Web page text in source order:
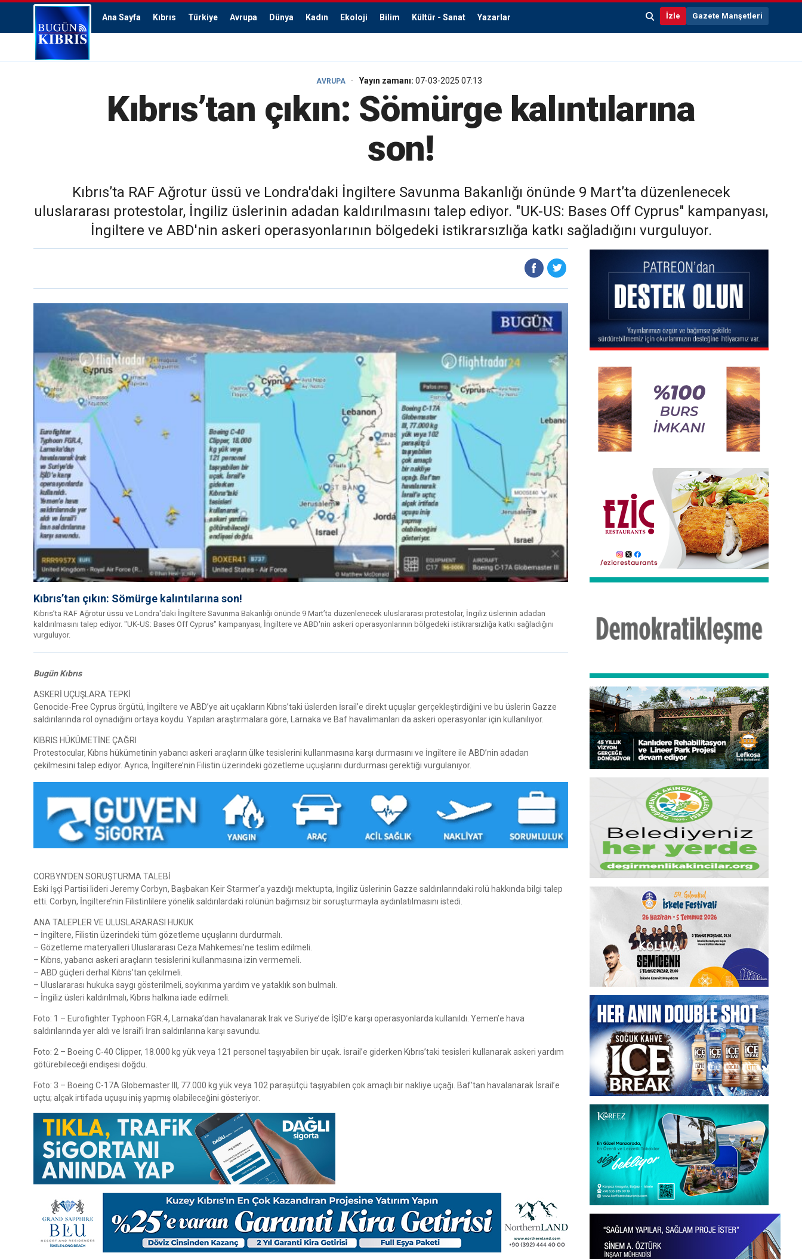
Ana Sayfa Kıbrıs Türkiye Avrupa Dünya Kadın Ekoloji Bilim Kültür - Sanat Yazarlar İzle Gazete Manşetleri
AVRUPA Yayın zamanı: 07-03-2025 07:13
Kıbrıs’tan çıkın: Sömürge kalıntılarına
son!
Kıbrıs’ta RAF Ağrotur üssü ve Londra'daki İngiltere Savunma Bakanlığı önünde 9 Mart’ta düzenlenecek
uluslararası protestolar, İngiliz üslerinin adadan kaldırılmasını talep ediyor. "UK-US: Bases Off Cyprus" kampanyası,
İngiltere ve ABD'nin askeri operasyonlarının bölgedeki istikrarsızlığa katkı sağladığını vurguluyor.
Kıbrıs’tan çıkın: Sömürge kalıntılarına son!
Kıbrıs’ta RAF Ağrotur üssü ve Londra'daki İngiltere Savunma Bakanlığı önünde 9 Mart’ta düzenlenecek uluslararası protestolar, İngiliz üslerinin adadan
kaldırılmasını talep ediyor. "UK-US: Bases Off Cyprus" kampanyası, İngiltere ve ABD'nin askeri operasyonlarının bölgedeki istikrarsızlığa katkı sağladığını
vurguluyor.
Bugün Kıbrıs
ASKERİ UÇUŞLARA TEPKİ
Genocide-Free Cyprus örgütü, İngiltere ve ABD’ye ait uçakların Kıbrıs’taki üslerden İsrail’e direkt uçuşlar gerçekleştirdiğini ve bu üslerin Gazze
saldırılarında rol oynadığını ortaya koydu. Yapılan araştırmalara göre, Larnaka ve Baf havalimanları da askeri operasyonlar için kullanılıyor.
KIBRIS HÜKÜMETİNE ÇAĞRI
Protestocular, Kıbrıs hükümetinin yabancı askeri araçların ülke tesislerini kullanmasına karşı durmasını ve İngiltere ile ABD’nin adadan
çekilmesini talep ediyor. Ayrıca, İngiltere’nin Filistin üzerindeki gözetleme uçuşlarını durdurması gerektiği vurgulanıyor.
CORBYN’DEN SORUŞTURMA TALEBİ
Eski İşçi Partisi lideri Jeremy Corbyn, Başbakan Keir Starmer’a yazdığı mektupta, İngiliz üslerinin Gazze saldırılarındaki rolü hakkında bilgi talep
etti. Corbyn, İngiltere’nin Filistinlilere yönelik saldırılardaki rolünün bağımsız bir soruşturmayla aydınlatılmasını istedi.
ANA TALEPLER VE ULUSLARARASI HUKUK
– İngiltere, Filistin üzerindeki tüm gözetleme uçuşlarını durdurmalı.
– Gözetleme materyalleri Uluslararası Ceza Mahkemesi’ne teslim edilmeli.
– Kıbrıs, yabancı askeri araçların tesislerini kullanmasına izin vermemeli.
– ABD güçleri derhal Kıbrıs’tan çekilmeli.
– Uluslararası hukuka saygı gösterilmeli, soykırıma yardım ve yataklık son bulmalı.
– İngiliz üsleri kaldırılmalı, Kıbrıs halkına iade edilmeli.
Foto: 1 – Eurofighter Typhoon FGR.4, Larnaka’dan havalanarak Irak ve Suriye’de İŞİD’e karşı operasyonlarda kullanıldı. Yemen’e hava
saldırılarında yer aldı ve İsrail’i İran saldırılarına karşı savundu.
Foto: 2 – Boeing C-40 Clipper, 18.000 kg yük veya 121 personel taşıyabilen bir uçak. İsrail’e giderken Kıbrıs’taki tesisleri kullanarak askeri yardım
götürebileceği endişesi doğdu.
Foto: 3 – Boeing C-17A Globemaster III, 77.000 kg yük veya 102 paraşütçü taşıyabilen çok amaçlı bir nakliye uçağı. Baf’tan havalanarak İsrail’e
uçtu; alçak irtifada uçuşu iniş yapmış olabileceğini gösteriyor.